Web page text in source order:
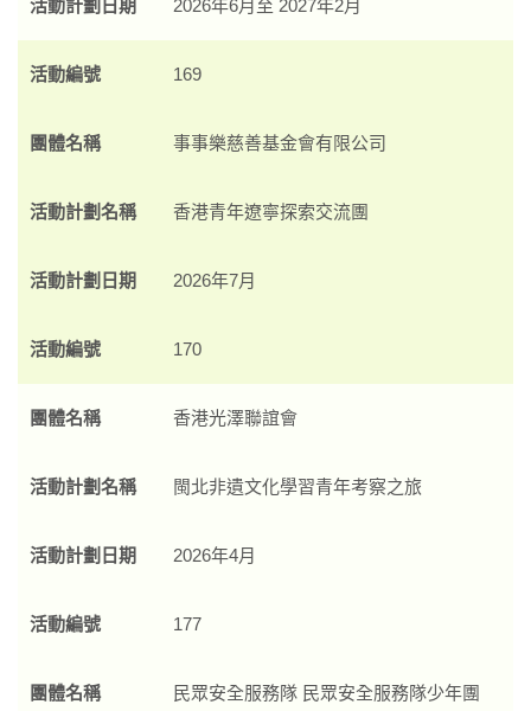
活動計劃日期 2026年6月至 2027年2月
活動編號 169
團體名稱 事事樂慈善基金會有限公司
活動計劃名稱 香港青年遼寧探索交流團
活動計劃日期 2026年7月
活動編號 170
團體名稱 香港光澤聯誼會
活動計劃名稱 閩北非遺文化學習青年考察之旅
活動計劃日期 2026年4月
活動編號 177
團體名稱 民眾安全服務隊 民眾安全服務隊少年團